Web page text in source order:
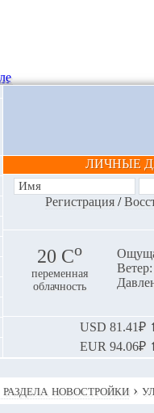
ЛИЧНЫЕ
Регистрация/
20 Сo
переменная
облачность
USD 81.41₽
EUR 94.06₽
новостройки ›